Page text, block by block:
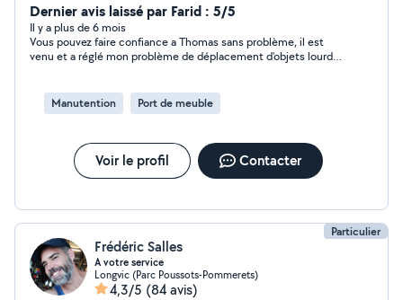
Dernier avis laissé par Farid : 5/5
Il y a plus de 6 mois
Vous pouvez faire confiance a Thomas sans problème, il est
venu et a réglé mon problème de déplacement d'objets lourd
Manutention
Port de meuble
Voir le profil Contacter
Particulier
Frédéric Salles
A votre service
Longvic (Parc Poussots-Pommerets)
4,3/5 (84 avis)